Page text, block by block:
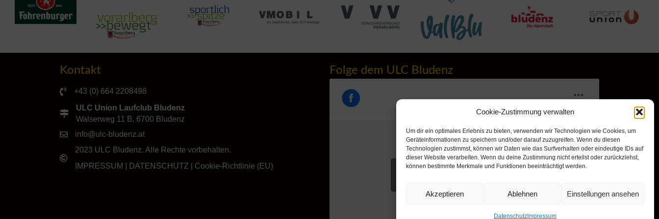
Cookie-Zustimmung verwalten
Um dir ein optimales Erlebnis zu bieten, verwenden wir Technologien wie Cookies, um
Geräteinformationen zu speichern und/oder darauf zuzugreifen. Wenn du diesen
Technologien zustimmst, können wir Daten wie das Surfverhalten oder eindeutige IDs auf
dieser Website verarbeiten. Wenn du deine Zustimmung nicht erteilst oder zurückziehst,
können bestimmte Merkmale und Funktionen beeinträchtigt werden.
Akzeptieren Ablehnen Einstellungen ansehen
DatenschutzImpressum
Kontakt
+43 (0) 664 2208498
ULC Union Laufclub Bludenz
Walserweg 11 B, 6700 Bludenz
info@ulc-bludenz.at
2023 ULC Bludenz. Alle Rechte vorbehalten.
IMPRESSUM
DATENSCHUTZ Cookie-Richtlinie (EU)
Folge dem ULC Bludenz
Klicke hier, um Marketing-Cookies zu